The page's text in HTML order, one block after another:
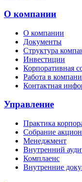
О компании
О компании
Документы
Структура
Инвестиции
Корпоративная
Работа в
Контактная
Управление
Практика
Собрание
Менеджмент
Внутренний
Комплаенс
Внутренние